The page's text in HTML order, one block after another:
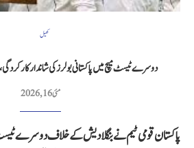
کھیل
دوسرے ٹیسٹ میچ میں پاکستانی بولرز کی شاندار کارکردگی، بنگلادیش
مئی 16, 2026
پاکستان قومی ٹیم نے بنگلادیش کے خلاف دوسرے